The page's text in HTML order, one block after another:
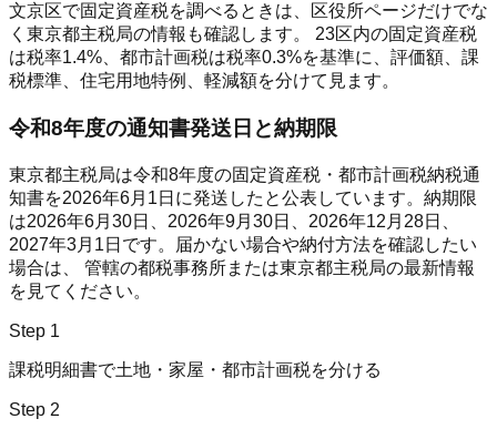
文京区で固定資産税を調べるときは、区役所ページだけでな
く東京都主税局の情報も確認します。 23区内の固定資産税
は税率1.4% 、都市計画税は税率0.3%を基準に、評価額、課
税標準、住宅用地特例、軽減額を分けて見ます。
令和8年度の通知書発送日と納期限
東京都主税局は令和8年度の固定資産税・都市計画税納税通
知書を2026年6月1日 に発送したと公表しています。納期限
は2026年6月30日、2026年9月30日、2026年12月28日、
2027年3月1日 です。届かない場合や納付方法を確認したい
場合は、 管轄の都税事務所または東京都主税局の最新情報
を見てください。
Step 1
課税明細書で土地・家屋・都市計画税を分ける
Step 2